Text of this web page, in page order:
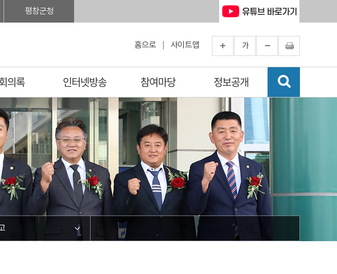
평창군청
홈으로 사이트맵 가
의록 인터넷방송 참여마당 정보공개